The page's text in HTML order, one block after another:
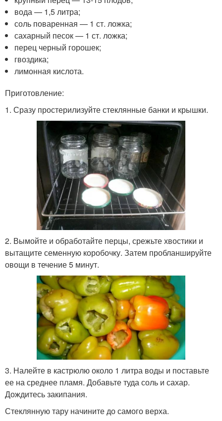
вода — 1,5 литра;
соль поваренная — 1 ст. ложка;
сахарный песок — 1 ст. ложка;
перец черный горошек;
гвоздика;
лимонная кислота.
Приготовление:
1. Сразу простерилизуйте стеклянные банки и крышки.
2. Вымойте и обработайте перцы, срежьте хвостики и
вытащите семенную коробочку. Затем пробланшируйте
овощи в течение 5 минут.
3. Налейте в кастрюлю около 1 литра воды и поставьте
ее на среднее пламя. Добавьте туда соль и сахар.
Дождитесь закипания.
Стеклянную тару начините до самого верха.